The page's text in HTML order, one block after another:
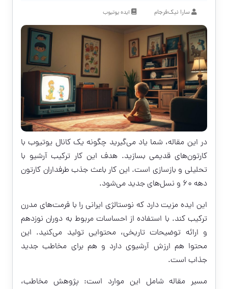
سارا نیک‌فرجام ایده یوتیوب
در این مقاله، شما یاد می‌گیرید چگونه یک کانال یوتیوب با
کارتون‌های قدیمی بسازید. هدف این کار ترکیب آرشیو با
تحلیلی و بازسازی است. این کار باعث جذب طرفداران کارتون
دهه ۶۰ و نسل‌های جدید می‌شود.
این ایده مزیت دارد که نوستالژی ایرانی را با فرمت‌های مدرن
ترکیب کند. با استفاده از احساسات مربوط به دوران نوزدهم
و ارائه توضیحات تاریخی، محتوایی تولید می‌کنید. این
محتوا هم ارزش آرشیوی دارد و هم برای مخاطب جدید
جذاب است.
مسیر مقاله شامل این موارد است: پژوهش مخاطب،